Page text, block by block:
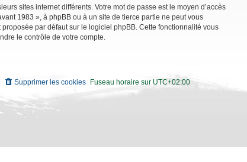
sites internet différents. Votre mot de passe est le moyen d’accès
1983 », à phpBB ou à un site de tierce partie ne peut vous
par défaut sur le logiciel phpBB. Cette fonctionnalité vous
le contrôle de votre compte.
Fuseau horaire sur UTC+02:00
Supprimer les cookies